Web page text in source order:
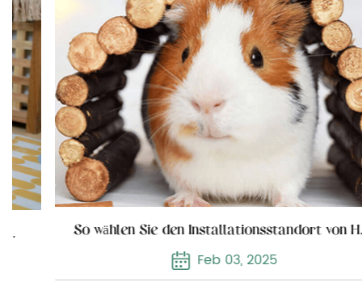
So wählen Sie den Installationsstandort von Holzkatzenmöbeln
Feb 03, 2025